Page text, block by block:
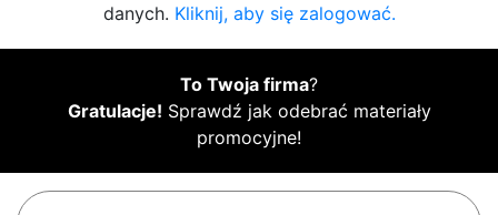
danych. Kliknij, aby się zalogować.
To Twoja firma?
Gratulacje! Sprawdź jak odebrać materiały
promocyjne!